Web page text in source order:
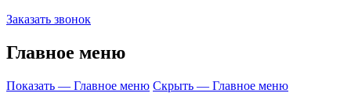
Заказать звонок
Главное меню
Показать — Главное меню Скрыть — Главное меню